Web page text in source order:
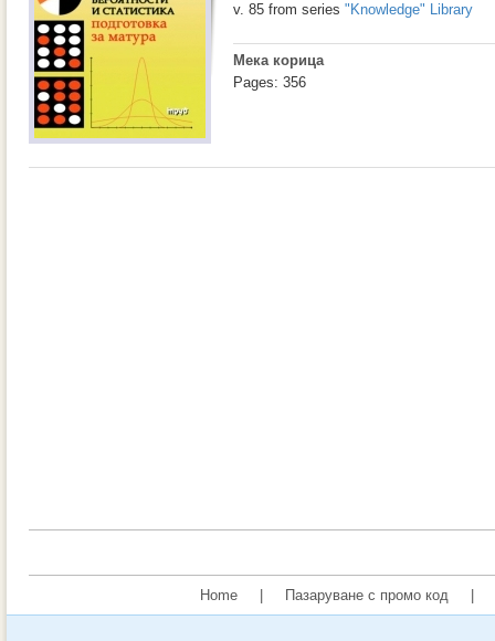
v. 85 from series "Knowledge" Library
Мека корица
Pages: 356
Home Пазаруване с промо код